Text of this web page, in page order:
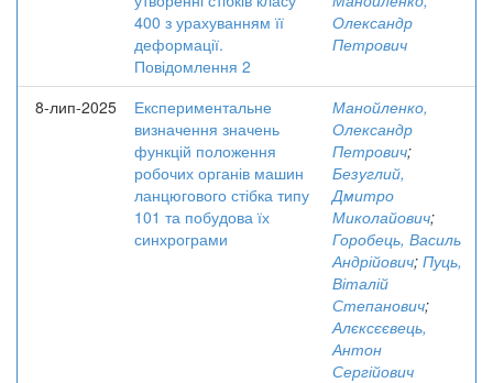
400 з урахуванням її
деформації.
Повідомлення 2
Олександр
Петрович
8-лип-2025
Експериментальне
визначення значень
функцій положення
робочих органів машин
ланцюгового стібка типу
101 та побудова їх
синхрограми
Манойленко,
Олександр
Петрович;
Безуглий,
Дмитро
Миколайович;
Горобець, Василь
Андрійович; Пуць,
Віталій
Степанович;
Алєксєєвець,
Антон
Сергійович